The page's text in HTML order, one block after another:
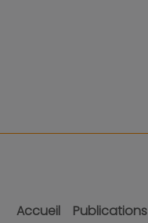
Accueil Publications